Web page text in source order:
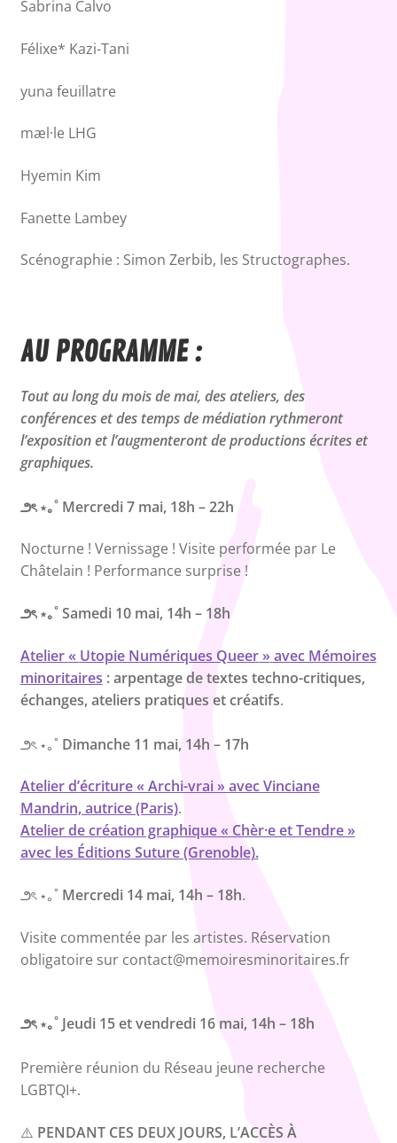
Sabrina Calvo
Félixe* Kazi-Tani
yuna feuillatre
mæl·le LHG
Hyemin Kim
Fanette Lambey
Scénographie : Simon Zerbib, les Structographes.
AU PROGRAMME :
Tout au long du mois de mai, des ateliers, des
conférences et des temps de médiation rythmeront
l’exposition et l’augmenteront de productions écrites et
graphiques.
౨ৎ ⋆｡˚ Mercredi 7 mai, 18h – 22h
Nocturne ! Vernissage ! Visite performée par Le
Châtelain ! Performance surprise !
౨ৎ ⋆｡˚Samedi 10 mai, 14h – 18h
Atelier« Utopie Numériques Queer»avec Mémoires
minoritaires : arpentage de textes techno-critiques,
échanges, ateliers pratiques et créatifs.
౨ৎ ⋆｡˚ Dimanche 11 mai, 14h – 17h
Atelier d’écriture « Archi-vrai » avec Vinciane
Mandrin, autrice (Paris).
Atelier de création graphique « Chèr·e et Tendre »
avec les Éditions Suture (Grenoble).
౨ৎ ⋆｡˚ Mercredi 14 mai, 14h – 18h.
Visite commentée par les artistes. Réservation
obligatoire sur contact@memoiresminoritaires.fr
౨ৎ ⋆｡˚ Jeudi 15 et vendredi 16 mai, 14h – 18h
Première réunion du Réseau jeune recherche
LGBTQI+.
⚠️ PENDANT CES DEUX JOURS, L’ACCÈS À